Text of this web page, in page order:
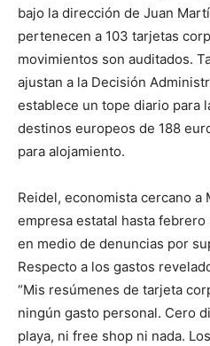
bajo la dirección de Juan
pertenecen a 103 tarjetas
movimientos son auditados.
ajustan a la Decisión
establece un tope diario para
destinos europeos de 188
para alojamiento.
Reidel, economista cercano
empresa estatal hasta
en medio de denuncias por
Respecto a los gastos
“Mis resúmenes de tarjeta
ningún gasto personal. Cero
playa, ni free shop ni nada.